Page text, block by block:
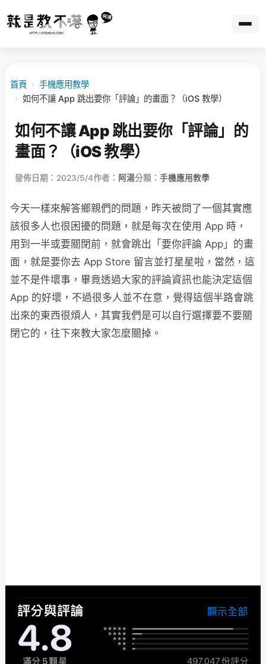
首頁 › 手機應用教學
› 如何不讓 App 跳出要你「評論」的畫面？（iOS 教學）
如何不讓 App 跳出要你「評論」的
畫面？（iOS 教學）
發佈日期：2023/5/4作者： 阿湯分類： 手機應用教學
今天一樣來解答鄉親們的問題，昨天被問了一個其實應
該很多人也很困擾的問題，就是每次在使用 App 時，
用到一半或要關閉前，就會跳出「要你評論 App」的畫
面，就是要你去 App Store 留言並打星星啦，當然，這
並不是件壞事，畢竟透過大家的評論資訊也能決定這個
App 的好壞，不過很多人並不在意，覺得這個半路會跳
出來的東西很煩人，其實我們是可以自行選擇要不要關
閉它的，往下來教大家怎麼關掉。